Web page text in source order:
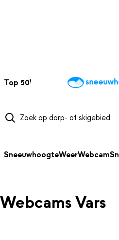
Top 50Webcams
SneeuwhoogteWeerWebcam
Webcams Vars